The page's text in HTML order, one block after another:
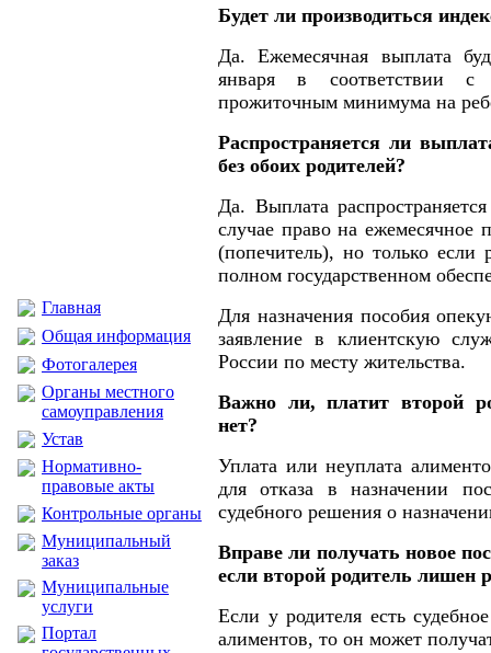
Главная
Общая информация
Фотогалерея
Органы местного
самоуправления
Устав
Нормативно-
правовые акты
Контрольные органы
Муниципальный
заказ
Муниципальные
услуги
Портал
Будет ли производиться
Да. Ежемесячная выплата
января в соответствии с
прожиточным минимума на
Распространяется ли
без обоих родителей?
Да. Выплата
случае право на ежемесячное
(попечитель), но только если
полном государственном
Для назначения пособия
заявление в клиентскую
России по месту жительства.
Важно ли, платит второй
нет?
Уплата или неуплата
для отказа в назначении
судебного решения о
Вправе ли получать новое
если второй родитель лишен
Если у родителя есть
алиментов, то он может